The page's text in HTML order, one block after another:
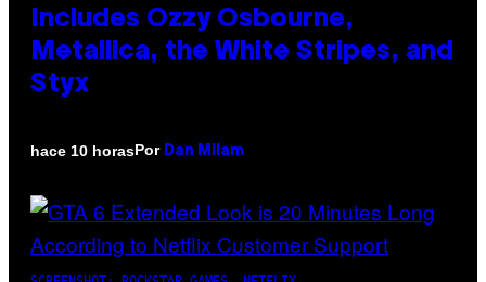
Includes Ozzy Osbourne,
Metallica, the White Stripes, and
Styx
hace 10 horasPor Dan Milam